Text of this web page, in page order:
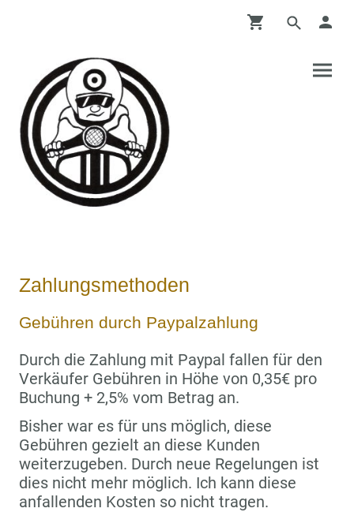
Zahlungsmethoden
Gebühren durch Paypalzahlung
Durch die Zahlung mit Paypal fallen für den
Verkäufer Gebühren in Höhe von 0,35€ pro
Buchung + 2,5% vom Betrag an.
Bisher war es für uns möglich, diese
Gebühren gezielt an diese Kunden
weiterzugeben. Durch neue Regelungen ist
dies nicht mehr möglich. Ich kann diese
anfallenden Kosten so nicht tragen.